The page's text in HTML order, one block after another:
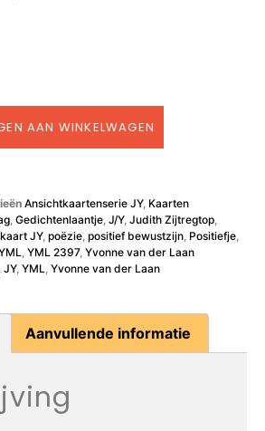
AAN WINKELWAGEN
Ansichtkaartenserie JY, Kaarten
, Gedichtenlaantje, J/Y, Judith Zijtregtop,
kaart JY, poëzie, positief bewustzijn, Positiefje,
, YML 2397, Yvonne van der Laan
, JY, YML, Yvonne van der Laan
Aanvullende informatie